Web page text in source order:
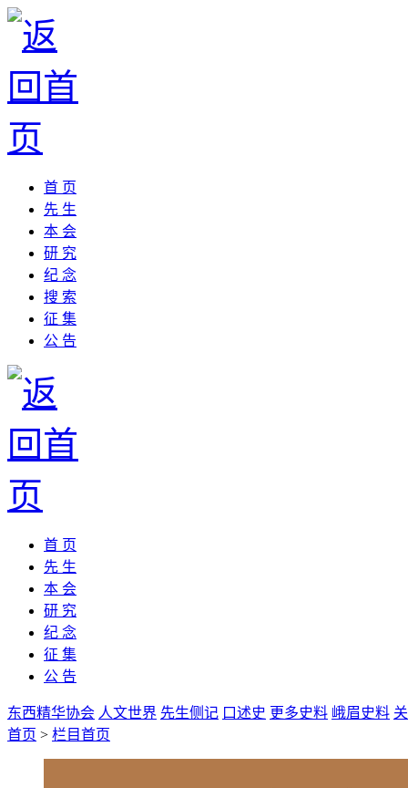
首 页
先 生
本 会
研 究
纪 念
搜 索
征 集
公 告
首 页
先 生
本 会
研 究
纪 念
征 集
公 告
东西精华协会 人文世界 先生侧记 口述史 更多史料 峨眉史料
首页 > 栏目首页